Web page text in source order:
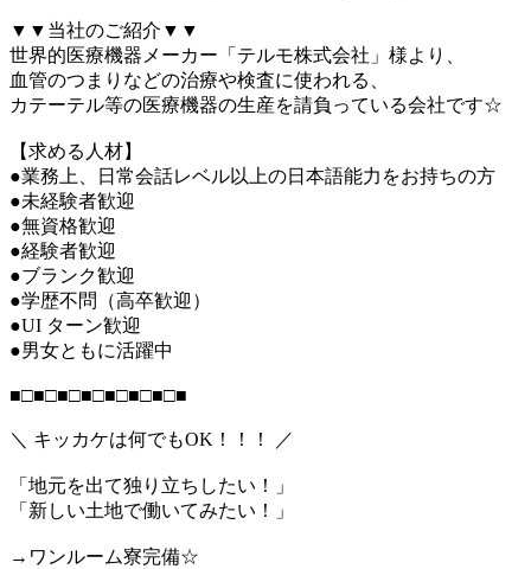
▼▼当社のご紹介▼▼
世界的医療機器メーカー「テルモ株式会社」様より、
血管のつまりなどの治療や検査に使われる、
カテーテル等の医療機器の生産を請負っている会社です☆
【求める人材】
●業務上、日常会話レベル以上の日本語能力をお持ちの方
●未経験者歓迎
●無資格歓迎
●経験者歓迎
●ブランク歓迎
●学歴不問（高卒歓迎）
●UI ターン歓迎
●男女ともに活躍中
■□■□■□■□■□■□■□■
＼ キッカケは何でもOK！！！ ／
「地元を出て独り立ちしたい！」
「新しい土地で働いてみたい！」
→ワンルーム寮完備☆